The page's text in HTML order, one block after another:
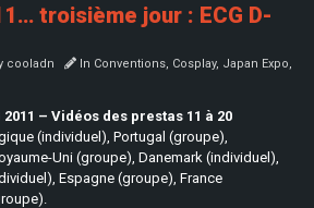
troisième jour : ECG D-
cooladn In Conventions, Cosplay, Japan Expo,
– Vidéos des prestas 11 à 20
(individuel), Portugal (groupe),
Uni (groupe), Danemark (individuel),
Espagne (groupe), France